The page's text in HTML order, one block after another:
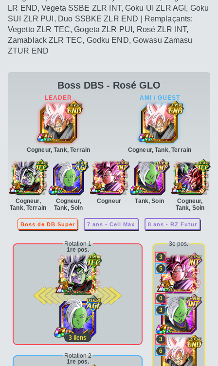
LR END, Vegeta SSBE ZLR INT, Goku UI ZLR AGI, Goku
SUI ZLR PUI, Duo SSBKE ZLR END | Remplaçants:
Vegetto ZLR TEC, Gogeta ZLR PUI, Rosé ZLR INT,
Zamablack ZLR TEC, Godku END, Gowasu Zamasu
ZTUR END
Boss DBS - Rosé GLO
Cogneur, Tank, Terrain
Cogneur,
Tank, Terrain
Cogneur,
Tank, Soin
Cogneur Tank, Soin
Cogneur,
Tank, Soin
Cogneur, Tank, Terrain
Boss de DB Super 7 ans - Cell Max 8 ans - RZ Futur
Rotation 1
1re pos.
2e pos.
3 liens
Rotation 2
1re pos.
3e pos.
3
5
0
3
3
6